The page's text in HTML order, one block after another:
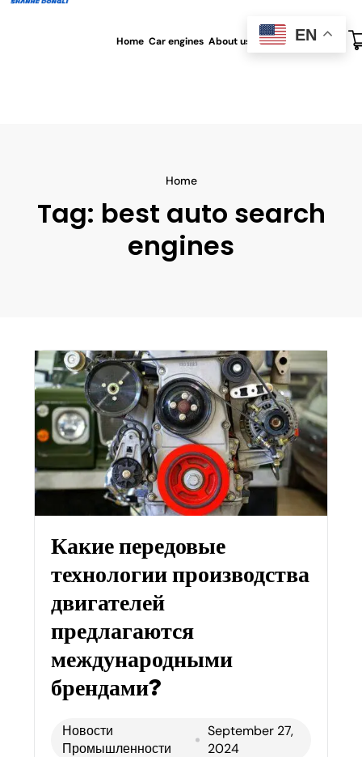
Home Car engines About us All blog Contact us
Home
Tag: best auto search
engines
Какие передовые
технологии производства
двигателей
предлагаются
международными
брендами?
Новости
Промышленности
September 27,
2024
EN